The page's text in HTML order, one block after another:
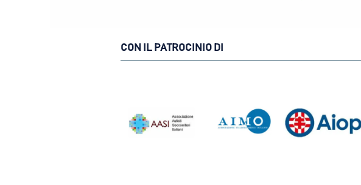
CON IL PATROCINIO DI